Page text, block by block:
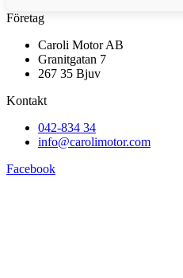
Företag
Caroli Motor AB
Granitgatan 7
267 35 Bjuv
Kontakt
042-834 34
info@carolimotor.com
Facebook